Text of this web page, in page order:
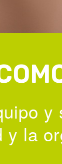
y
y la